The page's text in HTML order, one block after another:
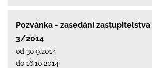
Pozvánka - zasedání
3/2014
od 30.9.2014
do 16.10.2014